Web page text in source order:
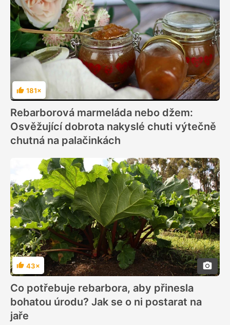
Hodnocení
181×
Rebarborová marmeláda nebo džem:
Osvěžující dobrota nakyslé chuti výtečně
chutná na palačinkách
Hodnocení
43×
Co potřebuje rebarbora, aby přinesla
bohatou úrodu? Jak se o ni postarat na
jaře